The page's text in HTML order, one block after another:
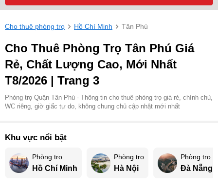
Cho thuê phòng trọ Hồ Chí Minh Tân Phú
Cho Thuê Phòng Trọ Tân Phú Giá
Rẻ, Chất Lượng Cao, Mới Nhất
T8/2026 | Trang 3
Phòng trọ Quận Tân Phú - Thông tin cho thuê phòng trọ giá rẻ, chính chủ,
WC riêng, giờ giấc tự do, không chung chủ cập nhật mới nhất
Khu vực nổi bật
Phòng trọ
Hồ Chí Minh
Phòng trọ
Hà Nội
Phòng trọ
Đà Nẵng